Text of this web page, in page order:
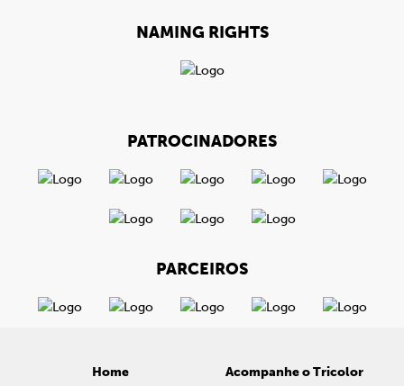
NAMING RIGHTS
PATROCINADORES
PARCEIROS
Home
Acompanhe o Tricolor